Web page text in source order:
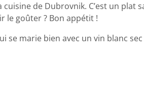
de Dubrovnik. C’est un plat
le goûter ? Bon appétit !
se marie bien avec un vin blanc